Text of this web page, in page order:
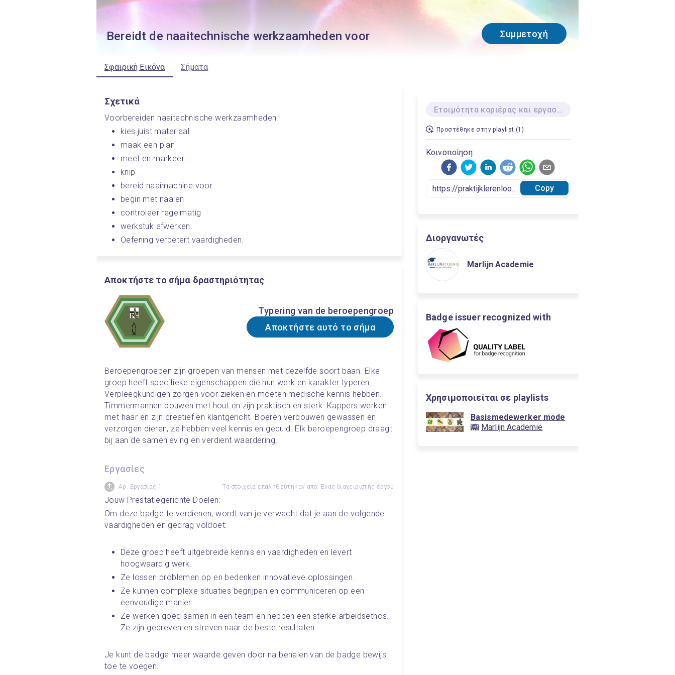
Bereidt de naaitechnische werkzaamheden voor Συμμετοχή
Σφαιρική Εικόνα Σήματα
Σχετικά
Voorbereiden naaitechnische werkzaamheden:
kies juist materiaal
maak een plan
meet en markeer
knip
bereid naaimachine voor
begin met naaien
controleer regelmatig
werkstuk afwerken.
Oefening verbetert vaardigheden.
Αποκτήστε το σήμα δραστηριότητας
Typering van de beroepengroep
Αποκτήστε αυτό το σήμα
Beroepengroepen zijn groepen van mensen met dezelfde soort baan. Elke
groep heeft specifieke eigenschappen die hun werk en karakter typeren.
Verpleegkundigen zorgen voor zieken en moeten medische kennis hebben.
Timmermannen bouwen met hout en zijn praktisch en sterk. Kappers werken
met haar en zijn creatief en klantgericht. Boeren verbouwen gewassen en
verzorgen dieren, ze hebben veel kennis en geduld. Elk beroepengroep draagt
bij aan de samenleving en verdient waardering.
Εργασίες
Αρ. Εργασίας 1 Τα στοιχεία επαληθεύτηκαν από: Ένας διαχειριστής έργου
Jouw Prestatiegerichte Doelen:
Om deze badge te verdienen, wordt van je verwacht dat je aan de volgende
vaardigheden en gedrag voldoet:
Deze groep heeft uitgebreide kennis en vaardigheden en levert
hoogwaardig werk.
Ze lossen problemen op en bedenken innovatieve oplossingen.
Ze kunnen complexe situaties begrijpen en communiceren op een
eenvoudige manier.
Ze werken goed samen in een team en hebben een sterke arbeidsethos.
Ze zijn gedreven en streven naar de beste resultaten.
Je kunt de badge meer waarde geven door na behalen van de badge bewijs
toe te voegen.
Ετοιμότητα καριέρας και εργασίας
Προστέθηκε στην playlist (1)
Κοινοποίηση:
Copy
Διοργανωτές
Marlijn Academie
Badge issuer recognized with
Χρησιμοποιείται σε playlists
Basismedewerker mode
Marlijn Academie